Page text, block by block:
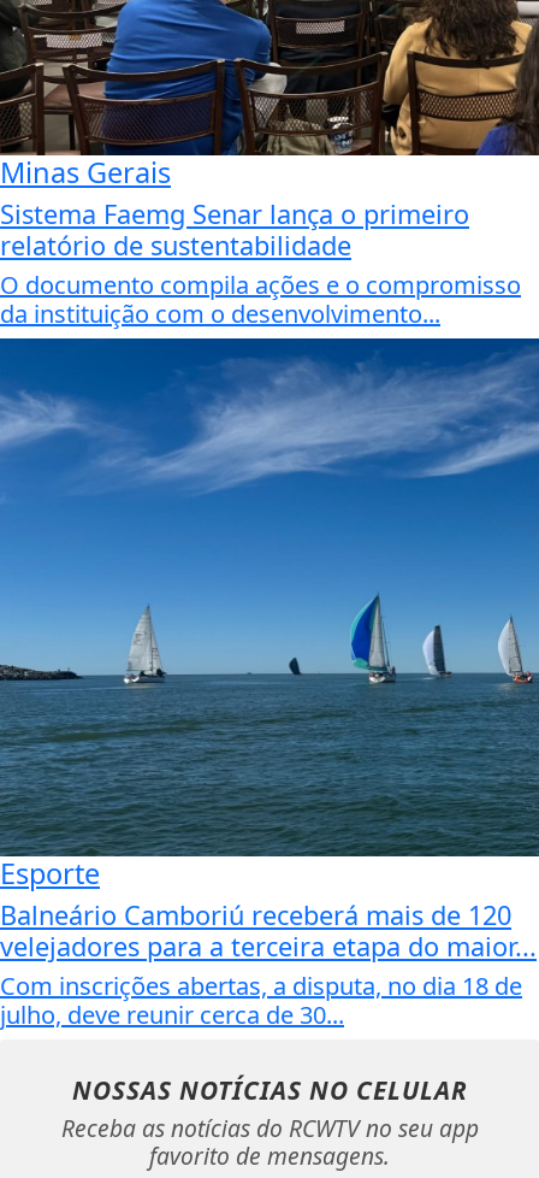
Minas Gerais
Sistema Faemg Senar lança o primeiro
relatório de sustentabilidade
O documento compila ações e o compromisso
da instituição com o desenvolvimento...
Esporte
Balneário Camboriú receberá mais de 120
velejadores para a terceira etapa do maior...
Com inscrições abertas, a disputa, no dia 18 de
julho, deve reunir cerca de 30...
NOSSAS NOTÍCIAS NO CELULAR
Receba as notícias do RCWTV no seu app
favorito de mensagens.